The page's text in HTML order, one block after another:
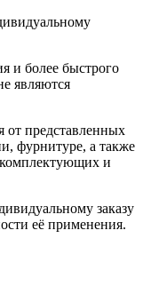
и более быстрого
являются
от представленных
фурнитуре, а также
и
заказу
её применения.